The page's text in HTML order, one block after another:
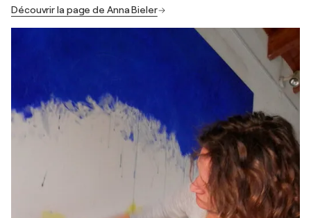
Découvrir la page de Anna Bieler